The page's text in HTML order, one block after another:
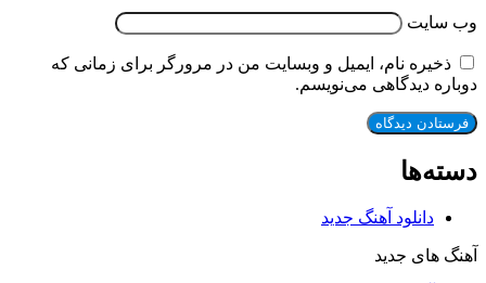
وب‌ سایت
ذخیره نام، ایمیل و وبسایت من در مرورگر برای زمانی که
دوباره دیدگاهی می‌نویسم.
دسته‌ها
دانلود آهنگ جدید
آهنگ های جدید